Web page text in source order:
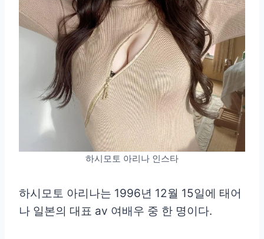
하시모토 아리나 인스타
하시모토 아리나는 1996년 12월 15일에 태어
나 일본의 대표 av 여배우 중 한 명이다.